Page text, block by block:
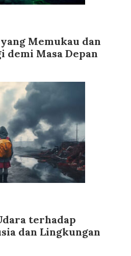
Memukau dan
demi Masa Depan
terhadap
dan Lingkungan